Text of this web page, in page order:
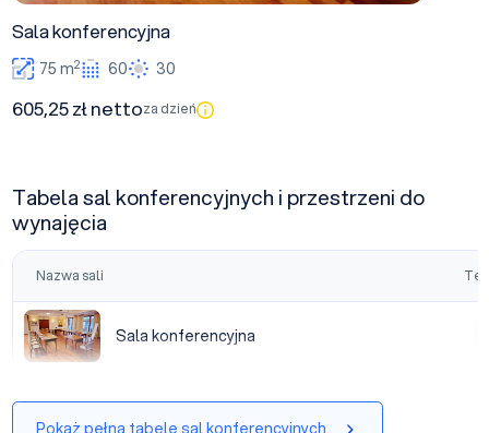
Sala konferencyjna
75 m2 60 30
605,25 zł nettoza dzień
Tabela sal konferencyjnych i przestrzeni do
wynajęcia
Nazwa sali
Sala konferencyjna
Sala konferencyjna
Pokaż pełną tabelę sal konferencyjnych